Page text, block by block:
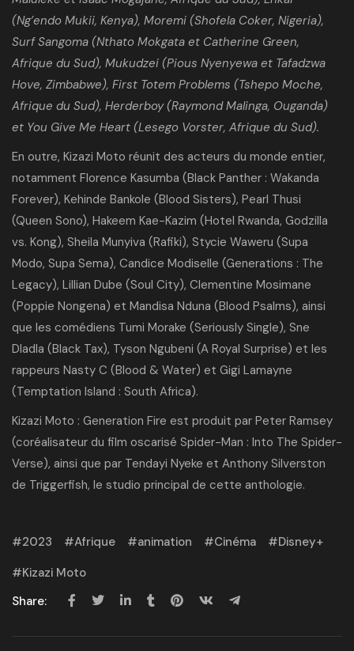
(Ng’endo Mukii, Kenya), Moremi (Shofela Coker, Nigeria),
Surf Sangoma (Nthato Mokgata et Catherine Green,
Afrique du Sud), Mukudzei (Pious Nyenyewa et Tafadzwa
Hove, Zimbabwe), First Totem Problems (Tshepo Moche,
Afrique du Sud), Herderboy (Raymond Malinga, Ouganda)
et You Give Me Heart (Lesego Vorster, Afrique du Sud).
En outre, Kizazi Moto réunit des acteurs du monde entier,
notamment Florence Kasumba (Black Panther : Wakanda
Forever), Kehinde Bankole (Blood Sisters), Pearl Thusi
(Queen Sono), Hakeem Kae-Kazim (Hotel Rwanda, Godzilla
vs. Kong), Sheila Munyiva (Rafiki), Stycie Waweru (Supa
Modo, Supa Sema), Candice Modiselle (Generations : The
Legacy), Lillian Dube (Soul City), Clementine Mosimane
(Poppie Nongena) et Mandisa Nduna (Blood Psalms), ainsi
que les comédiens Tumi Morake (Seriously Single), Sne
Dladla (Black Tax), Tyson Ngubeni (A Royal Surprise) et les
rappeurs Nasty C (Blood & Water) et Gigi Lamayne
(Temptation Island : South Africa).
Kizazi Moto : Generation Fire est produit par Peter Ramsey
(coréalisateur du film oscarisé Spider-Man : Into The Spider-
Verse), ainsi que par Tendayi Nyeke et Anthony Silverston
de Triggerfish, le studio principal de cette anthologie.
2023 Afrique animation Cinéma
Disney+
Kizazi Moto
Share: